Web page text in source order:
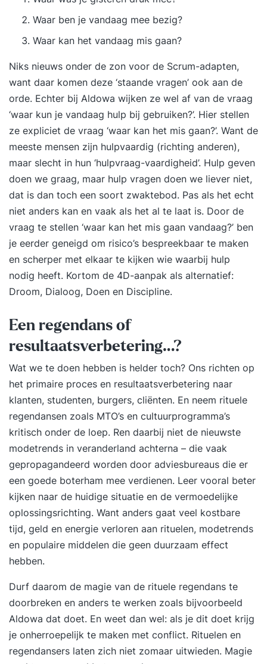
Waar ben je vandaag mee bezig?
Waar kan het vandaag mis gaan?
Niks nieuws onder de zon voor de Scrum-adapten,
want daar komen deze ‘staande vragen’ ook aan de
orde. Echter bij Aldowa wijken ze wel af van de vraag
‘waar kun je vandaag hulp bij gebruiken?’. Hier stellen
ze expliciet de vraag ‘waar kan het mis gaan?’. Want de
meeste mensen zijn hulpvaardig (richting anderen),
maar slecht in hun ‘hulpvraag-vaardigheid’. Hulp geven
doen we graag, maar hulp vragen doen we liever niet,
dat is dan toch een soort zwaktebod. Pas als het echt
niet anders kan en vaak als het al te laat is. Door de
vraag te stellen ‘waar kan het mis gaan vandaag?’ ben
je eerder geneigd om risico’s bespreekbaar te maken
en scherper met elkaar te kijken wie waarbij hulp
nodig heeft. Kortom de 4D-aanpak als alternatief:
Droom, Dialoog, Doen en Discipline.
Een regendans of
resultaatsverbetering…?
Wat we te doen hebben is helder toch? Ons richten op
het primaire proces en resultaatsverbetering naar
klanten, studenten, burgers, cliënten. En neem rituele
regendansen zoals MTO’s en cultuurprogramma’s
kritisch onder de loep. Ren daarbij niet de nieuwste
modetrends in veranderland achterna – die vaak
gepropagandeerd worden door adviesbureaus die er
een goede boterham mee verdienen. Leer vooral beter
kijken naar de huidige situatie en de vermoedelijke
oplossingsrichting. Want anders gaat veel kostbare
tijd, geld en energie verloren aan rituelen, modetrends
en populaire middelen die geen duurzaam effect
hebben.
Durf daarom de magie van de rituele regendans te
doorbreken en anders te werken zoals bijvoorbeeld
Aldowa dat doet. En weet dan wel: als je dit doet krijg
je onherroepelijk te maken met conflict. Rituelen en
regendansers laten zich niet zomaar uitwieden. Magie